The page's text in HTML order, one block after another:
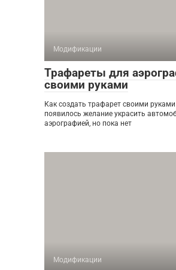
Модификации
Трафареты для
своими руками
Как создать трафарет своими
появилось желание украсить
аэрографией, но пока нет
Модификации